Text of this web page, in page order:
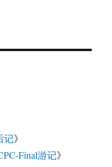
记》
Final游记》